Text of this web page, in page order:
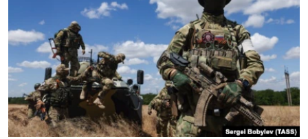
СОВЕТЫ ПРАВОЗАЩИТНИКОВ
ПРОПАВШИЕ БЕЗ ВЕСТИ
ПОБЕДИТЕЛЕЙ НЕ СУДЯТ?
КРЫМ.НЕПОКОРЕННЫЙ
ELIFBE
УКРАИНСКАЯ ПРОБЛЕМА КРЫМА
ПРИСОЕДИНЯЙТЕСЬ!